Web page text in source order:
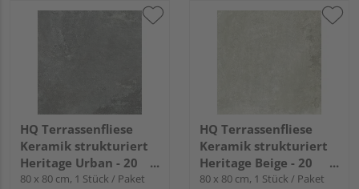
HQ Terrassenfliese
Keramik strukturiert
Heritage Urban - 20
mm stark
80 x 80 cm, 1 Stück / Paket
HQ Terrassenfliese
Keramik strukturiert
Heritage Beige - 20
mm stark
80 x 80 cm, 1 Stück / Paket